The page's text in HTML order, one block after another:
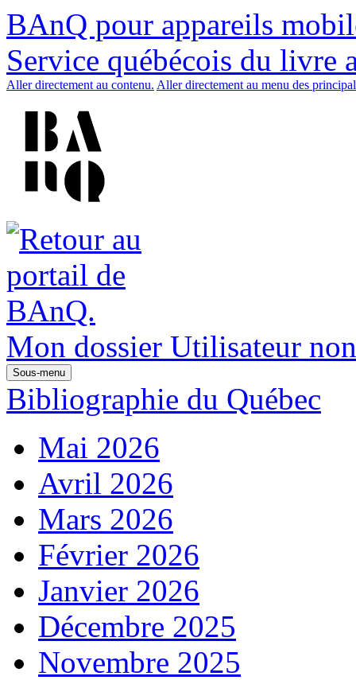
BAnQ pour appareils
Service québécois du livre
Aller directement au contenu. Aller directement au menu des
Mon dossier Utilisateur
Sous-menu
Bibliographie du Québec
Mai 2026
Avril 2026
Mars 2026
Février 2026
Janvier 2026
Décembre 2025
Novembre 2025